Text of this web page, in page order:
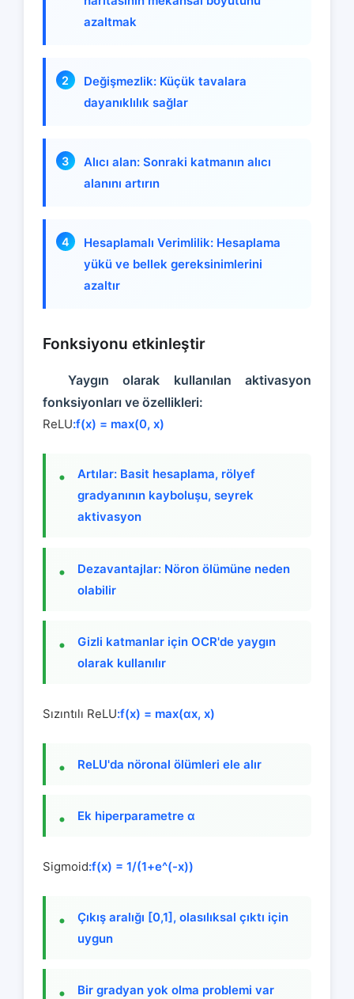
azaltmak
Değişmezlik: Küçük tavalara
dayanıklılık sağlar
Alıcı alan: Sonraki katmanın alıcı
alanını artırın
Hesaplamalı Verimlilik: Hesaplama
yükü ve bellek gereksinimlerini
azaltır
Fonksiyonu etkinleştir
Yaygın olarak kullanılan aktivasyon
fonksiyonları ve özellikleri:
ReLU:f(x) = max(0, x)
Artılar: Basit hesaplama, rölyef
gradyanının kayboluşu, seyrek
aktivasyon
Dezavantajlar: Nöron ölümüne neden
olabilir
Gizli katmanlar için OCR'de yaygın
olarak kullanılır
Sızıntılı ReLU:f(x) = max(αx, x)
ReLU'da nöronal ölümleri ele alır
Ek hiperparametre α
Sigmoid:f(x) = 1/(1+e^(-x))
Çıkış aralığı [0,1], olasılıksal çıktı için
uygun
Bir gradyan yok olma problemi var